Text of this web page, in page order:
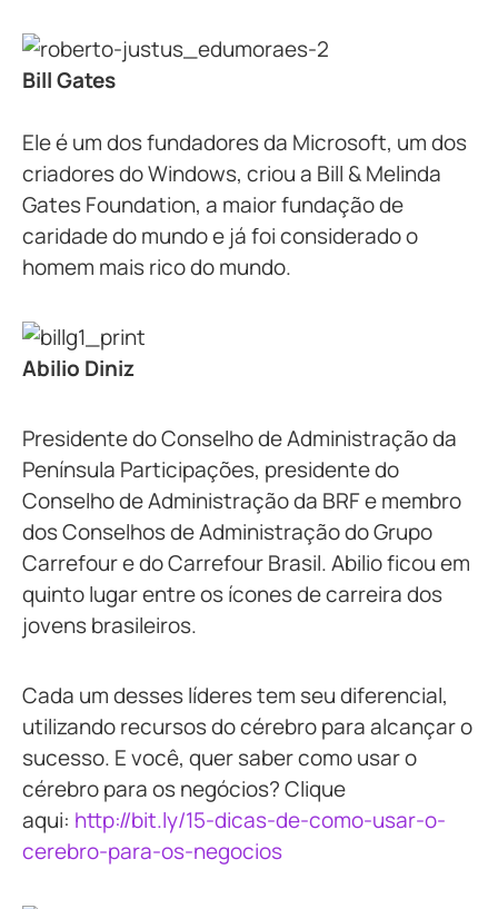
Bill Gates
Ele é um dos fundadores da Microsoft, um dos
criadores do Windows, criou a Bill & Melinda
Gates Foundation, a maior fundação de
caridade do mundo e já foi considerado o
homem mais rico do mundo.
Abilio Diniz
Presidente do Conselho de Administração da
Península Participações, presidente do
Conselho de Administração da BRF e membro
dos Conselhos de Administração do Grupo
Carrefour e do Carrefour Brasil. Abilio ficou em
quinto lugar entre os ícones de carreira dos
jovens brasileiros.
Cada um desses líderes tem seu diferencial,
utilizando recursos do cérebro para alcançar o
sucesso. E você, quer saber como usar o
cérebro para os negócios? Clique
aqui: http://bit.ly/15-dicas-de-como-usar-o-
cerebro-para-os-negocios